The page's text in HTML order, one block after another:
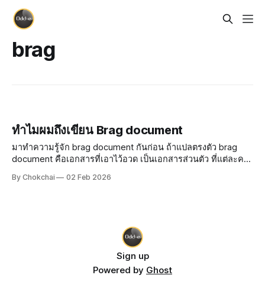
brag
ทำไมผมถึงเขียน Brag document
มาทำความรู้จัก brag document กันก่อน ถ้าแปลตรงตัว brag
document คือเอกสารที่เอาไว้อวด เป็นเอกสารส่วนตัว ที่แต่ละคน
กับองค์กร จดคำชมที่ได้รับ หรือบันทึกการเติบโตของตั
By Chokchai 02 Feb 2026
Sign up
Powered by Ghost